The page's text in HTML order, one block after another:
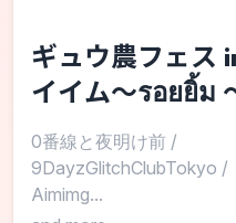
ギュウ農フェス
イイム〜รอยยิ้ม
0番線と夜明け前 /
9DayzGlitchClubTokyo /
Aimimg...